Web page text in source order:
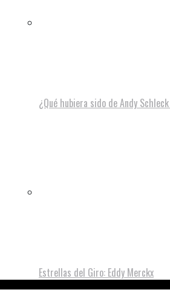
¿Qué hubiera sido de Andy
Estrellas del Giro: Eddy Merckx